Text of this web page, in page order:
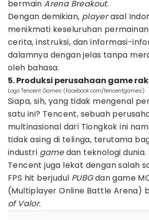
bermainArena Breakout.
Dengan demikian, playerasal
menikmati keseluruhan
cerita, instruksi, dan informasi-
dalamnya dengan jelas tanpa
oleh bahasa.
5. Produksi perusahaan game
Logo Tencent Games (facebook.com/tencentgames)
Siapa, sih, yang tidak mengenal
satu ini? Tencent, sebuah
multinasional dari Tiongkok ini
tidak asing di telinga, terutama
industri gamedan teknologi dunia.
Tencent juga lekat dengan salah
FPS hit berjudul PUBGdan game
(Multiplayer Online Battle Arena)
of Valor.